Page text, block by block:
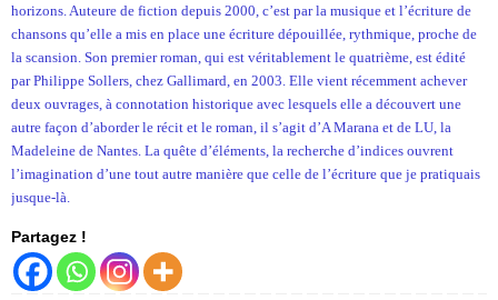
horizons. Auteure de fiction depuis 2000, c’est par la musique et l’écriture de
chansons qu’elle a mis en place une écriture dépouillée, rythmique, proche de
la scansion. Son premier roman, qui est véritablement le quatrième, est édité
par Philippe Sollers, chez Gallimard, en 2003. Elle vient récemment achever
deux ouvrages, à connotation historique avec lesquels elle a découvert une
autre façon d’aborder le récit et le roman, il s’agit d’A Marana et de LU, la
Madeleine de Nantes. La quête d’éléments, la recherche d’indices ouvrent
l’imagination d’une tout autre manière que celle de l’écriture que je pratiquais
jusque-là.
Partagez !